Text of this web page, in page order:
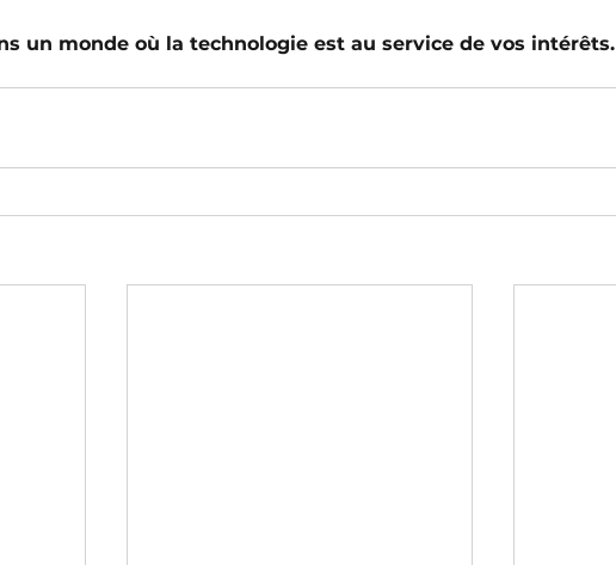
un monde où la technologie est au service de vos intérêts.